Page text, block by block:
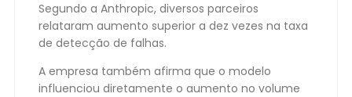
Segundo a Anthropic, diversos parceiros
relataram aumento superior a dez vezes na taxa
de detecção de falhas.
A empresa também afirma que o modelo
influenciou diretamente o aumento no volume